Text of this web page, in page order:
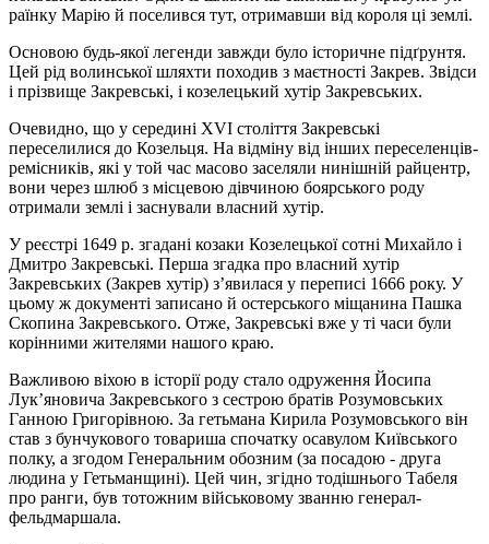
ра­їнку Марію й поселився тут, отримавши від короля ці землі.
Основою будь-якої легенди завжди було історичне підґрунтя.
Цей рід волинської шляхти походив з маєтності Закрев. Звідси
і прізвище Закревські, і козелецький хутір Закревсь­ких.
Очевидно, що у середині XVI століття Закревські
переселилися до Козельця. На відміну від ін­ших переселенців-
ремісників, які у той час масово заселяли нинішній райцентр,
вони через шлюб з місцевою дівчиною боярського роду
отримали землі і заснували власний хутір.
У реєстрі 1649 р. згадані козаки Козелецької сотні Михайло і
Дмитро Закревські. Перша згад­ка про власний хутір
Закревських (Закрев хутір) з’явилася у переписі 1666 року. У
цьому ж до­ку­менті записано й остерського міщанина Пашка
Скопина Закревського. Отже, Закревські вже у ті ча­си були
корінними жителями нашого краю.
Важливою віхою в історії роду стало одруження Йосипа
Лук’яновича Закревського з сест­­рою братів Розумовських
Ганною Григорівною. За гетьмана Кирила Розумовського він
став з бун­­чу­кового товариша спочатку осавулом Київського
полку, а згодом Генеральним обозним (за по­­са­дою - друга
людина у Гетьманщині). Цей чин, згідно тодішнього Табеля
про ранги, був тотож­ним військовому званню генерал-
фельдмаршала.